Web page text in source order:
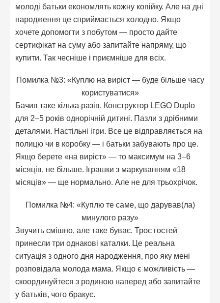
молоді батьки економлять кожну копійку. Але на дні
народження це сприймається холодно. Якщо
хочете допомогти з побутом — просто дайте
сертифікат на суму або запитайте напряму, що
купити. Так чесніше і приємніше для всіх.
Помилка №3: «Куплю на виріст — буде більше часу
користуватися»
Бачив таке кілька разів. Конструктор LEGO Duplo
для 2–5 років однорічній дитині. Пазли з дрібними
деталями. Настільні ігри. Все це відправляється на
полицю чи в коробку — і батьки забувають про це.
Якщо берете «на виріст» — то максимум на 3–6
місяців, не більше. Іграшки з маркуванням «18
місяців» — ще нормально. Але не для трьохрічок.
Помилка №4: «Куплю те саме, що дарував(ла)
минулого разу»
Звучить смішно, але таке буває. Троє гостей
принесли три однакові каталки. Це реальна
ситуація з одного дня народження, про яку мені
розповідала молода мама. Якщо є можливість —
скоординуйтеся з родиною наперед або запитайте
у батьків, чого бракує.